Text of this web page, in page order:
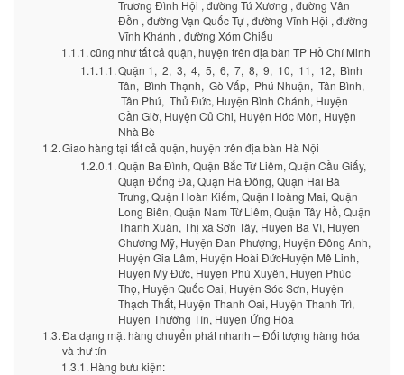
Trương Đình Hội , đường Tú Xương , đường Vân
Đồn , đường Vạn Quốc Tự , đường Vĩnh Hội , đường
Vĩnh Khánh , đường Xóm Chiếu
cũng như tất cả quận, huyện trên địa bàn TP Hồ Chí Minh
Quận 1, 2, 3, 4, 5, 6, 7, 8, 9, 10, 11, 12, Bình
Tân, Bình Thạnh, Gò Vấp, Phú Nhuận, Tân Bình,
Tân Phú, Thủ Đức, Huyện Bình Chánh, Huyện
Cần Giờ, Huyện Củ Chi, Huyện Hóc Môn, Huyện
Nhà Bè
Giao hàng tại tất cả quận, huyện trên địa bàn Hà Nội
Quận Ba Đình, Quận Bắc Từ Liêm, Quận Cầu Giấy,
Quận Đống Đa, Quận Hà Đông, Quận Hai Bà
Trưng, Quận Hoàn Kiếm, Quận Hoàng Mai, Quận
Long Biên, Quận Nam Từ Liêm, Quận Tây Hồ, Quận
Thanh Xuân, Thị xã Sơn Tây, Huyện Ba Vì, Huyện
Chương Mỹ, Huyện Đan Phượng, Huyện Đông Anh,
Huyện Gia Lâm, Huyện Hoài ĐứcHuyện Mê Linh,
Huyện Mỹ Đức, Huyện Phú Xuyên, Huyện Phúc
Thọ, Huyện Quốc Oai, Huyện Sóc Sơn, Huyện
Thạch Thất, Huyện Thanh Oai, Huyện Thanh Trì,
Huyện Thường Tín, Huyện Ứng Hòa
Đa dạng mặt hàng chuyển phát nhanh – Đối tượng hàng hóa
và thư tín
Hàng bưu kiện: